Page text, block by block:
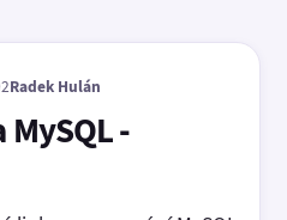
Radek Hulán
-